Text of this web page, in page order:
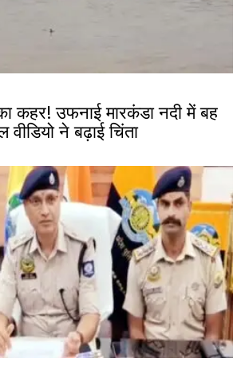
कहर! उफनाई मारकंडा नदी में बह
ने बढ़ाई चिंता